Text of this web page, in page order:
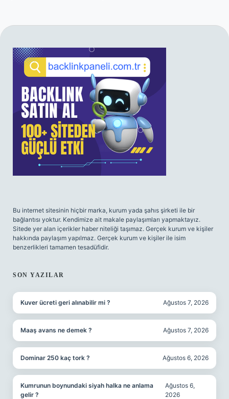
SIDEBAR
Bu internet sitesinin hiçbir marka, kurum yada şahıs şirketi ile bir
bağlantısı yoktur. Kendimize ait makale paylaşımları yapmaktayız.
Sitede yer alan içerikler haber niteliği taşımaz. Gerçek kurum ve kişiler
hakkında paylaşım yapılmaz. Gerçek kurum ve kişiler ile isim
benzerlikleri tamamen tesadüfidir.
SON YAZILAR
Kuver ücreti geri alınabilir mi ? Ağustos 7, 2026
Maaş avans ne demek ? Ağustos 7, 2026
Dominar 250 kaç tork ? Ağustos 6, 2026
Kumrunun boynundaki siyah halka ne anlama
gelir ?
Ağustos 6,
2026